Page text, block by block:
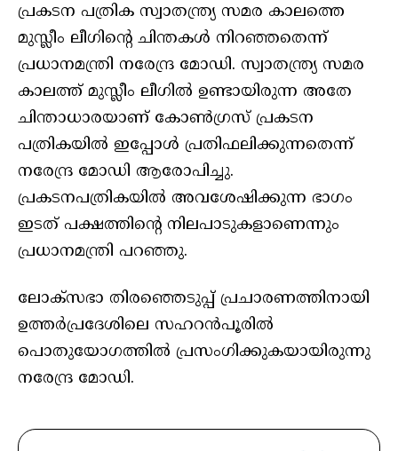
പ്രകടന പത്രിക സ്വാതന്ത്ര്യ സമര കാലത്തെ
മുസ്ലീം ലീഗിന്റെ ചിന്തകള്‍ നിറഞ്ഞതെന്ന്
പ്രധാനമന്ത്രി നരേന്ദ്ര മോഡി. സ്വാതന്ത്ര്യ സമര
കാലത്ത് മുസ്ലീം ലീഗില്‍ ഉണ്ടായിരുന്ന അതേ
ചിന്താധാരയാണ് കോണ്‍ഗ്രസ് പ്രകടന
പത്രികയില്‍ ഇപ്പോള്‍ പ്രതിഫലിക്കുന്നതെന്ന്
നരേന്ദ്ര മോഡി ആരോപിച്ചു.
പ്രകടനപത്രികയില്‍ അവശേഷിക്കുന്ന ഭാഗം
ഇടത് പക്ഷത്തിന്റെ നിലപാടുകളാണെന്നും
പ്രധാനമന്ത്രി പറഞ്ഞു.
ലോക്സഭാ തിരഞ്ഞെടുപ്പ് പ്രചാരണത്തിനായി
ഉത്തര്‍പ്രദേശിലെ സഹറന്‍പൂരില്‍
പൊതുയോഗത്തില്‍ പ്രസംഗിക്കുകയായിരുന്നു
നരേന്ദ്ര മോഡി.